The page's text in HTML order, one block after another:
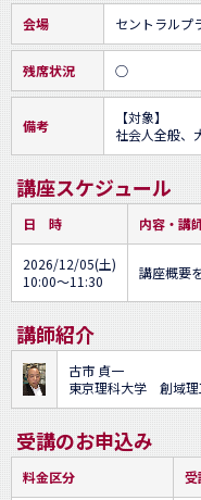
会場 セントラルプ
残席状況 ○
備考
【対象】
社会人全般、
講座スケジュール
日 時 内容・講
2026/12/05(土)
10:00～11:30
講座概要
講師紹介
古市 貞一
東京理科大学 創域
受講のお申込み
料金区分 受